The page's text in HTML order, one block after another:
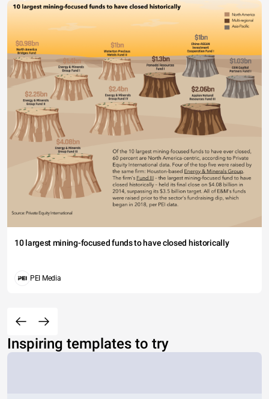
10 largest mining-focused funds to have closed historically
PEI Media
Inspiring templates to try